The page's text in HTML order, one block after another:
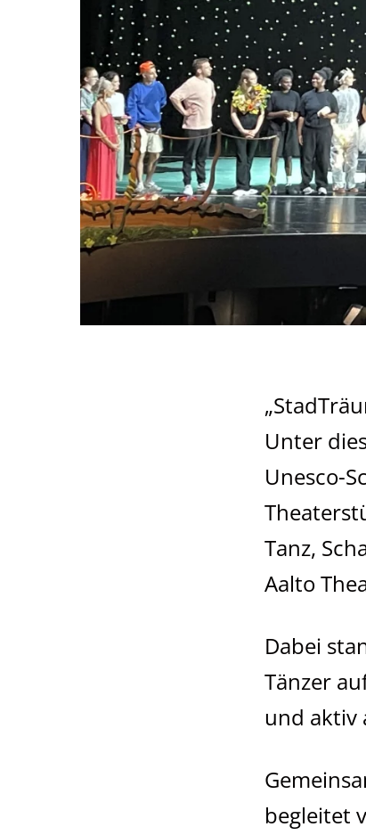
Unter
Unesco-
Tanz,
Aalto
Dabei
Tänzer
und aktiv
begleitet